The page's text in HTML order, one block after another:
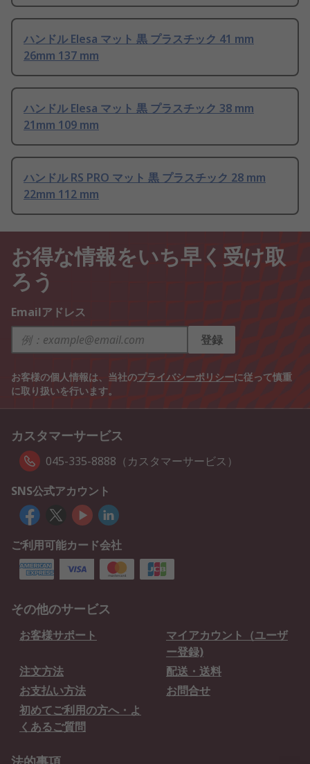
ハンドル Elesa マット 黒 プラスチック 41 mm
26mm 137 mm
ハンドル Elesa マット 黒 プラスチック 38 mm
21mm 109 mm
ハンドル RS PRO マット 黒 プラスチック 28 mm
22mm 112 mm
お得な情報をいち早く受け取
ろう
Emailアドレス
登録
お客様の個人情報は、当社のプライバシーポリシーに従って慎重
に取り扱いを行います。
カスタマーサービス
045-335-8888（カスタマーサービス）
SNS公式アカウント
ご利用可能カード会社
その他のサービス
お客様サポート
マイアカウント（ユーザ
ー登録)
注文方法
配送・送料
お支払い方法
お問合せ
初めてご利用の方へ・よ
くあるご質問